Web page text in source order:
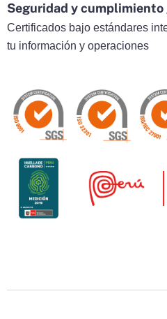
Seguridad y
Certificados bajo estándares
tu información y operaciones